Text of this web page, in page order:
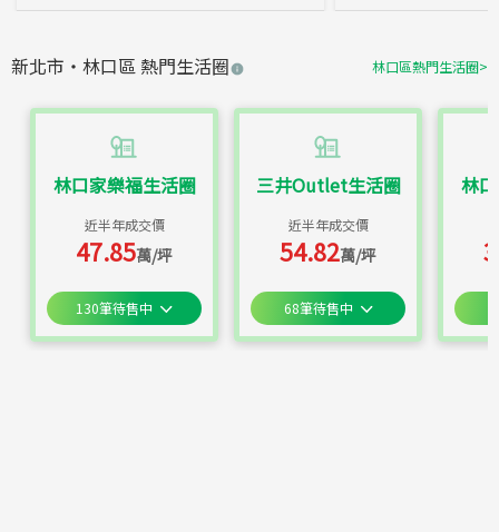
新北市 ・ 林口區 熱門生活圈 林口區熱門生活圈>
林口家樂福生活圈
近半年成交價
47.85萬/坪
130筆待售中
三井Outlet生活圈
近半年成交價
54.82萬/坪
68筆待售中
林